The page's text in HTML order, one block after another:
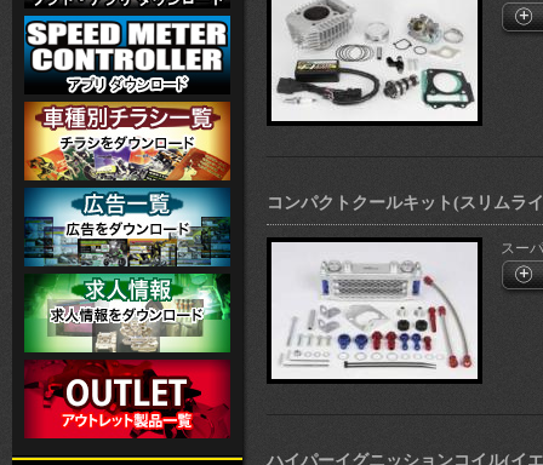
コンパクトクールキット(スリムラ
スー
ハイパーイグニッションコイル(イ